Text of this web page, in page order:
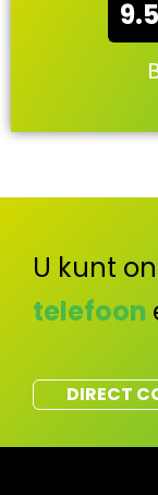
9.5
U kunt
telefoon
DIRECT